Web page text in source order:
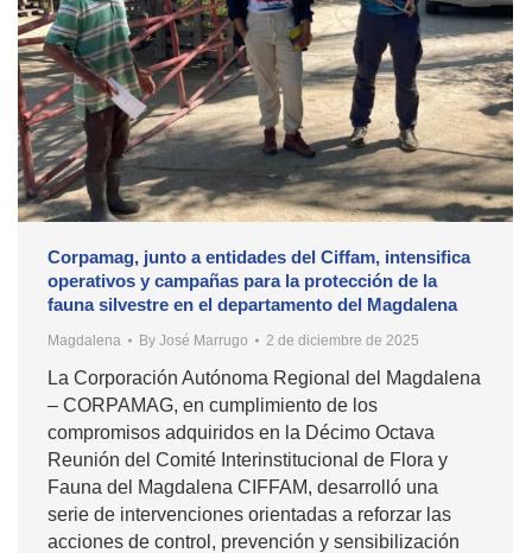
Corpamag, junto a entidades del Ciffam, intensifica
operativos y campañas para la protección de la
fauna silvestre en el departamento del Magdalena
Magdalena By José Marrugo 2 de diciembre de 2025
La Corporación Autónoma Regional del Magdalena
– CORPAMAG, en cumplimiento de los
compromisos adquiridos en la Décimo Octava
Reunión del Comité Interinstitucional de Flora y
Fauna del Magdalena CIFFAM, desarrolló una
serie de intervenciones orientadas a reforzar las
acciones de control, prevención y sensibilización